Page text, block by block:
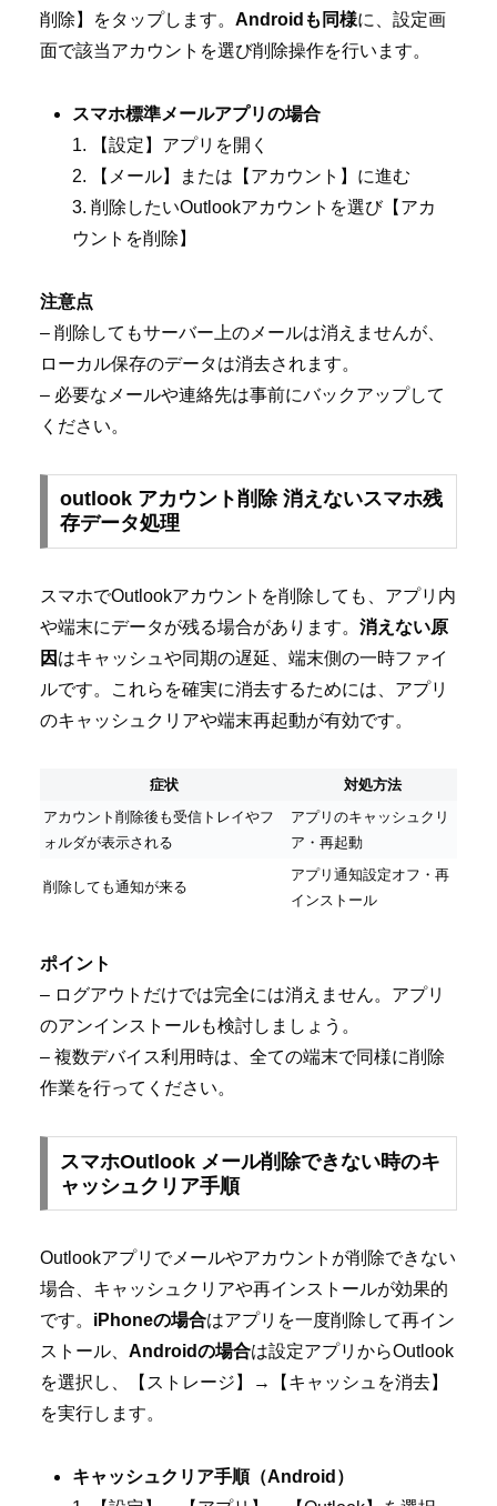
削除】をタップします。 Androidも同様に、設定画
面で該当アカウントを選び削除操作を行います。
スマホ標準メールアプリの場合
1. 【設定】アプリを開く
2. 【メール】または【アカウント】に進む
3. 削除したいOutlookアカウントを選び【アカ
ウントを削除】
注意点
– 削除してもサーバー上のメールは消えませんが、
ローカル保存のデータは消去されます。
– 必要なメールや連絡先は事前にバックアップして
ください。
outlook アカウント削除 消えないスマホ残
存データ処理
スマホでOutlookアカウントを削除しても、アプリ内
や端末にデータが残る場合があります。 消えない原
因 はキャッシュや同期の遅延、端末側の一時ファイ
ルです。これらを確実に消去するためには、アプリ
のキャッシュクリアや端末再起動が有効です。
症状
対処方法
アカウント削除後も受信トレイやフ
ォルダが表示される
アプリのキャッシュクリ
ア・再起動
削除しても通知が来る
アプリ通知設定オフ・再
インストール
ポイント
– ログアウトだけでは完全には消えません。アプリ
のアンインストールも検討しましょう。
– 複数デバイス利用時は、全ての端末で同様に削除
作業を行ってください。
スマホOutlook メール削除できない時のキ
ャッシュクリア手順
Outlookアプリでメールやアカウントが削除できない
場合、キャッシュクリアや再インストールが効果的
です。 iPhoneの場合はアプリを一度削除して再イン
ストール、 Androidの場合は設定アプリからOutlook
を選択し、【ストレージ】→【キャッシュを消去】
を実行します。
キャッシュクリア手順（Android）